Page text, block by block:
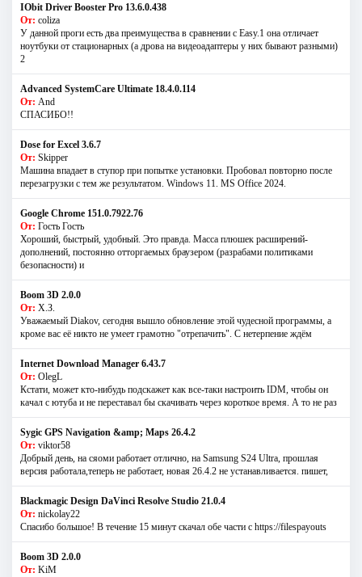
IObit Driver Booster Pro 13.6.0.438
От: coliza
У данной проги есть два преимущества в сравнении с Easy.1 она отличает
ноутбуки от стационарных (а дрова на видеоадаптеры у них бывают разными)
2
Advanced SystemCare Ultimate 18.4.0.114
От: And
СПАСИБО!!
Dose for Excel 3.6.7
От: Skipper
Машина впадает в ступор при попытке установки. Пробовал повторно после
перезагрузки с тем же результатом. Windows 11. MS Offiсe 2024.
Google Chrome 151.0.7922.76
От: Гость Гость
Хороший, быстрый, удобный. Это правда. Масса плюшек расширений-
дополнений, постоянно отторгаемых браузером (разрабами политиками
безопасности) и
Boom 3D 2.0.0
От: Х.З.
Уважаемый Diakov, сегодня вышло обновление этой чудесной программы, а
кроме вас её никто не умеет грамотно "отрепачить". С нетерпение ждём
Internet Download Manager 6.43.7
От: OlegL
Кстати, может кто-нибудь подскажет как все-таки настроить IDM, чтобы он
качал с ютуба и не переставал бы скачивать через короткое время. А то не раз
Sygic GPS Navigation &amp; Maps 26.4.2
От: viktor58
Добрый день, на сяоми работает отлично, на Samsung S24 Ultra, прошлая
версия работала,теперь не работает, новая 26.4.2 не устанавливается. пишет,
Blackmagic Design DaVinci Resolve Studio 21.0.4
От: nickolay22
Спасибо большое! В течение 15 минут скачал обе части с https://filespayouts
Boom 3D 2.0.0
От: KiM